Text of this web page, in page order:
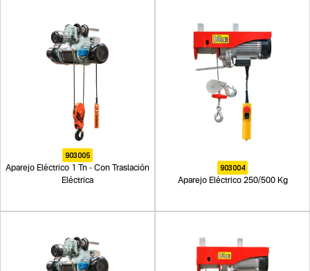
903005
Aparejo Eléctrico 1 Tn - Con Traslación
Eléctrica
903004
Aparejo Eléctrico 250/500 Kg